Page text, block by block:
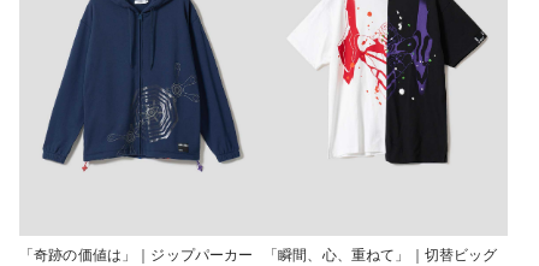
「奇跡の価値は」｜ジップパーカー
「瞬間、心、重ねて」｜切替ビッグ